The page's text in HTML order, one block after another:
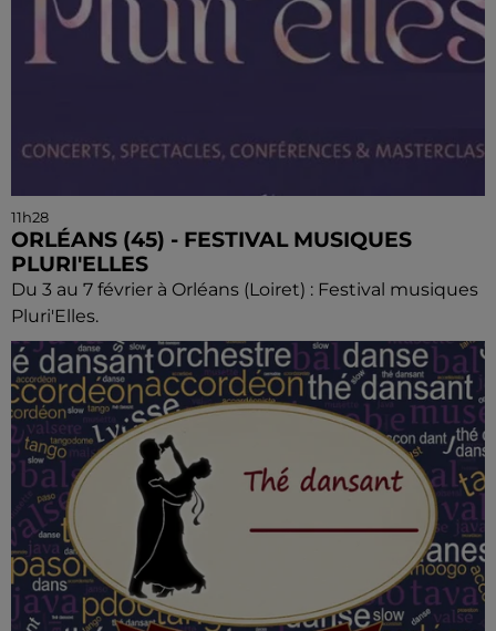
11h28
ORLÉANS (45) - FESTIVAL MUSIQUES
PLURI'ELLES
Du 3 au 7 février à Orléans (Loiret) : Festival musiques
Pluri'Elles.